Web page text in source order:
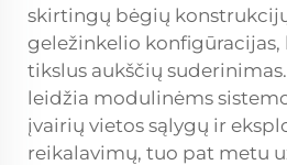
skirtingų bėgių
geležinkelio konfigūracijas,
tikslus aukščių
leidžia modulinėms
įvairių vietos sąlygų ir
reikalavimų, tuo pat metu